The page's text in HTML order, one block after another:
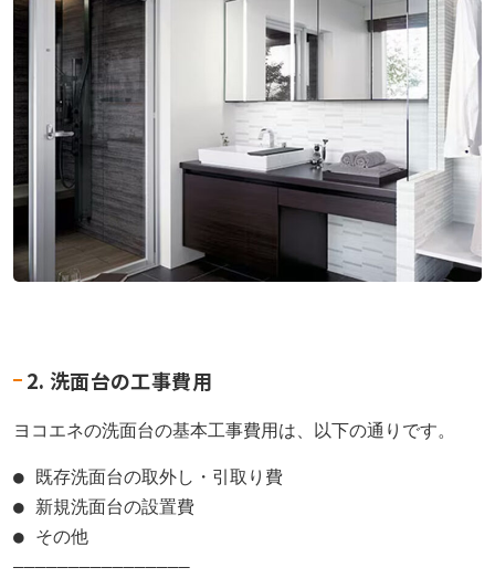
2. 洗面台の工事費用
ヨコエネの洗面台の基本工事費用は、以下の通りです。
● 既存洗面台の取外し・引取り費
● 新規洗面台の設置費
● その他
――――――――――――――――